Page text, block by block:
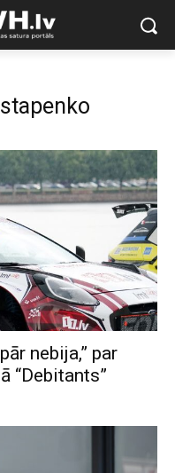
nebija,” par
“Debitants”